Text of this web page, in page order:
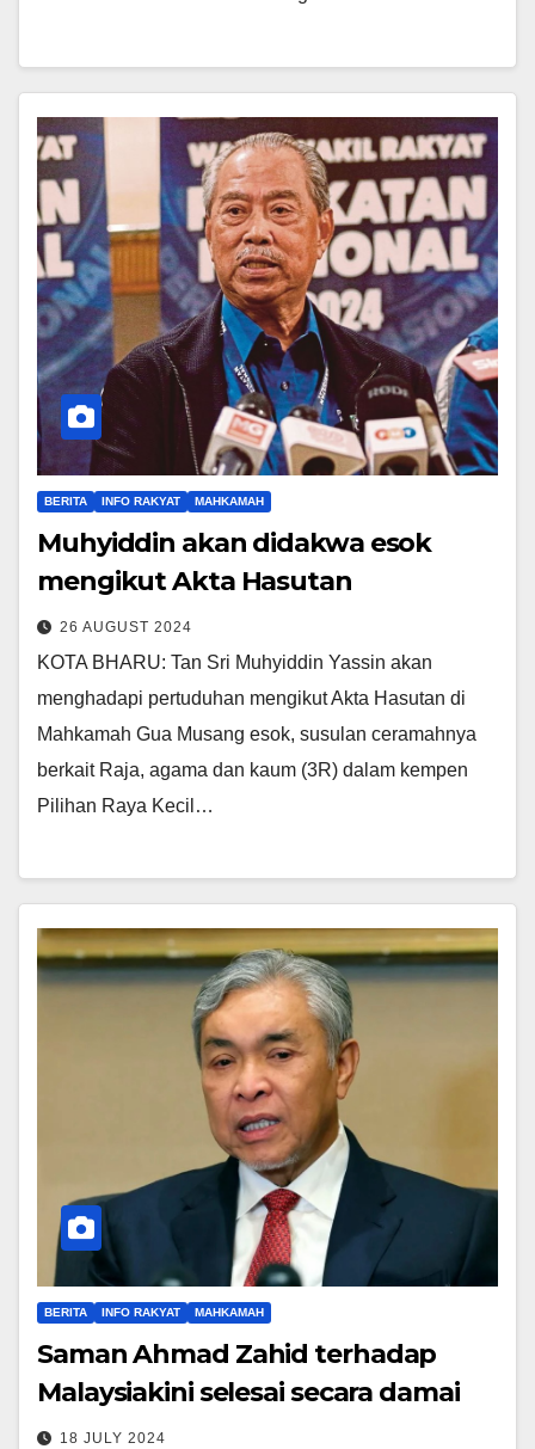
BERITA INFO RAKYAT MAHKAMAH
Muhyiddin akan didakwa esok
mengikut Akta Hasutan
26 AUGUST 2024
KOTA BHARU: Tan Sri Muhyiddin Yassin akan
menghadapi pertuduhan mengikut Akta Hasutan di
Mahkamah Gua Musang esok, susulan ceramahnya
berkait Raja, agama dan kaum (3R) dalam kempen
Pilihan Raya Kecil…
BERITA INFO RAKYAT MAHKAMAH
Saman Ahmad Zahid terhadap
Malaysiakini selesai secara damai
18 JULY 2024